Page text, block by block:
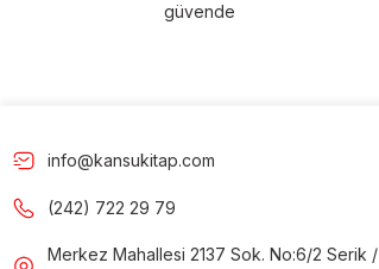
güvende
info@kansukitap.com
(242) 722 29 79
Merkez Mahallesi 2137 Sok. No:6/2 Serik /